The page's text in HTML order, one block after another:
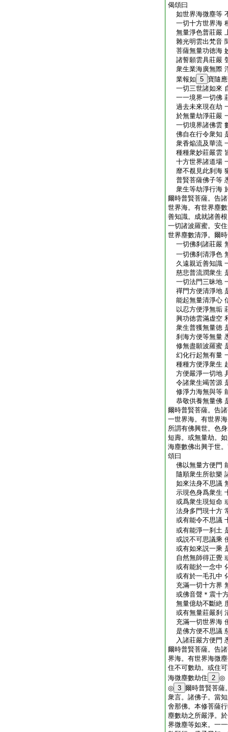
偈頌曰
如世界海微塵等
一切十方世界海
無量淨色普莊嚴
雜光明雲出梵音
菩薩無量功徳海
諸誓願雲具莊嚴
衆生業海廣無際
業報如 5 寶隨
一切三世諸如來
一一境界一切佛
過去未來現在劫
於無量劫淨莊嚴
一切境界諸佛雲
佛自在行令衆知
衆香焔流及華流
種種衆妙莊嚴雲
十方世界諸道場
靡不覩見此刹海
普賢菩薩佛子等
衆生等劫淨行海
爾時普賢菩薩。告
世界海。有世界塵
善知識。成就諸善
一切諸波羅蜜。安
世界塵數清淨。爾
一切佛刹諸莊嚴
一切佛刹清淨色
久遠親近善知識
慈悲普流潤衆生
一切法門三昧地
禪門方便清淨地
能起無量清淨心
以忍方便淨無垢
興功徳雲滿虚空
衆生普獲無量徳
刹海方便等無量
修無盡願波羅蜜
幻化行起無有量
種種方便淨衆生
方便嚴淨一切地
令諸衆生竭苦源
修淨力海無與等
恭敬供養無量佛
爾時普賢菩薩。告
一世界海。有世界
所謂有佛興世。色
短壽。或無量劫。
海塵數佛出興于世
頌曰
佛以無量方便門
隨順衆生所欲樂
如來法身不思議
示現色身爲衆生
或爲衆生現短命
法身多門現十方
或有能令不思議
或有能淨一刹土
或説不可思議乘
或有如來説一乘
自然無師得正覺
或有能於一念中
或有於一毛孔中
充滿一切十方界
或佛音聲＊震十
無量億劫不斷絶
或有無量莊嚴刹
充滿一切世界海
是佛方便不思議
入諸莊嚴方便門
爾時普賢菩薩。告
界海。有世界海微
住不可數劫。或住
海微塵數劫住 2 ◎
◎ 3 爾時普賢菩薩
衆言。諸佛子。當
舍那佛。本修菩薩
塵數劫之所嚴淨。
界微塵等如來。一